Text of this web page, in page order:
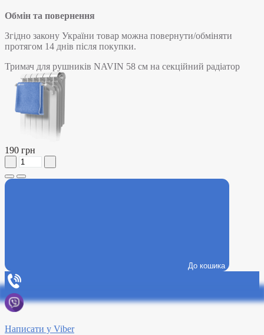
Обмін та повернення
Згідно закону України товар можна повернути/обміняти
протягом 14 днів після покупки.
Тримач для рушників NAVIN 58 см на секційний радіатор
190 грн
До кошика
Написати у Viber